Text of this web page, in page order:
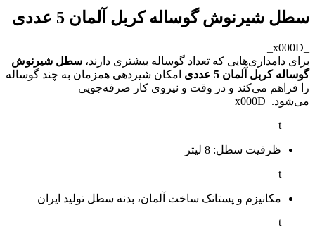
سطل شیرنوش گوساله کربل آلمان 5 عددی
برای دامداری‌هایی که تعداد گوساله بیشتری دارند، سطل شیرنوش
گوساله کربل آلمان 5 عددی
امکان شیردهی همزمان به چند گوساله
را فراهم می‌کند و در وقت و نیروی کار صرفه‌جویی
می‌شود._x000D_
t
ظرفیت سطل: 8 لیتر
t
مکانیزم و پستانک ساخت آلمان، بدنه سطل تولید ایران
t